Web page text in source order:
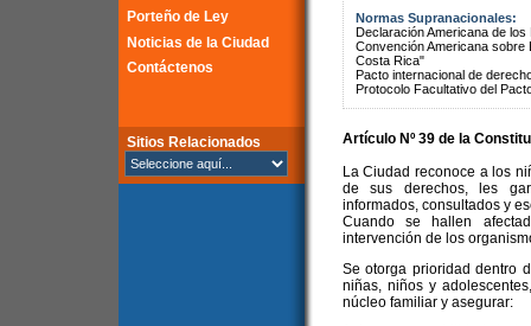
Porteño de Ley
Noticias de la Ciudad
Contáctenos
Sitios Relacionados
Normas Supranacionales:
Declaración Americana de
Convención Americana
Costa Rica"
Pacto internacional de
Protocolo Facultativo del
Artículo Nº 39 de la
La Ciudad reconoce a los
de sus derechos, les
informados, consultados y
Cuando se hallen
intervención de los
Se otorga prioridad dentro
niñas, niños y
núcleo familiar y asegurar: